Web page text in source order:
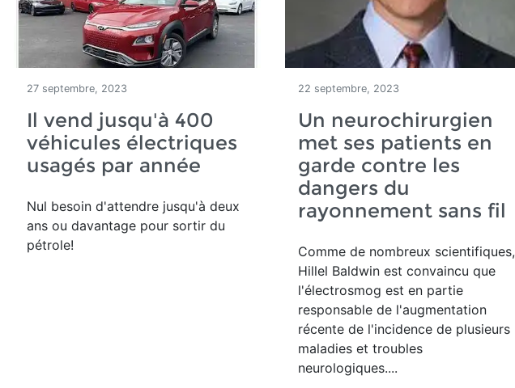
27 septembre, 2023
Il vend jusqu'à 400
véhicules électriques
usagés par année
Nul besoin d'attendre jusqu'à deux
ans ou davantage pour sortir du
pétrole!
22 septembre, 2023
Un neurochirurgien
met ses patients en
garde contre les
dangers du
rayonnement sans fil
Comme de nombreux scientifiques,
Hillel Baldwin est convaincu que
l'électrosmog est en partie
responsable de l'augmentation
récente de l'incidence de plusieurs
maladies et troubles
neurologiques....